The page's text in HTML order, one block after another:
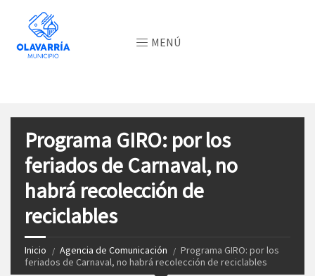
MENÚ
Programa GIRO: por los
feriados de Carnaval, no
habrá recolección de
reciclables
Inicio Agencia de Comunicación
Programa GIRO: por los
feriados de Carnaval, no habrá recolección de reciclables